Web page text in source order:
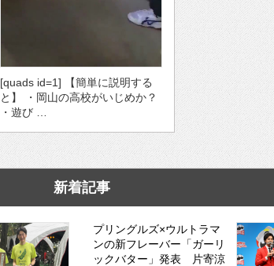
[quads id=1] 【簡単に説明する
と】 ・岡山の高校がいじめか？
・遊び …
新着記事
プリングルズ×ウルトラマ
ンの新フレーバー「ガーリ
ックバター」発表 片寄涼